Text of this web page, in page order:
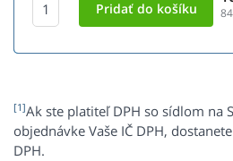
[1]Ak ste platiteľ DPH so sídlom na
objednávke Vaše IČ DPH,
DPH.